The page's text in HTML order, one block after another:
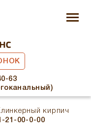
63
кирпич
21-00-0-00